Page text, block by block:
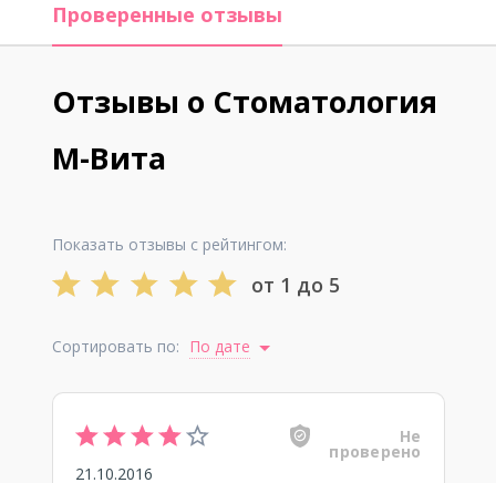
Проверенные отзывы
Отзывы о Стоматология
М-Вита
Показать отзывы с рейтингом:
от 1 до 5
Сортировать по: По дате
Не
проверено
21.10.2016